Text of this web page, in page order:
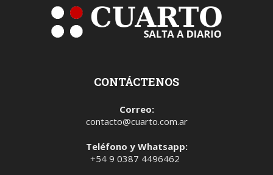
CONTÁCTENOS
Correo:
contacto@cuarto.com.ar
Teléfono y Whatsapp:
+54 9 0387 4496462